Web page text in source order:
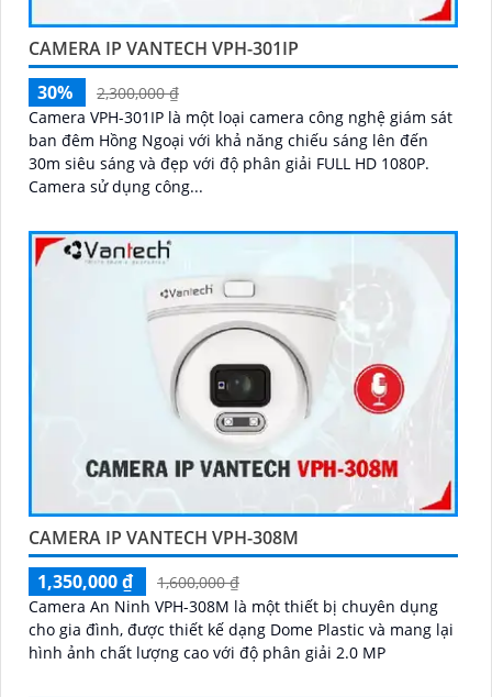
CAMERA IP VANTECH VPH-301IP
30%
2,300,000 ₫
Camera VPH-301IP là một loại camera công nghệ giám sát
ban đêm Hồng Ngoại với khả năng chiếu sáng lên đến
30m siêu sáng và đẹp với độ phân giải FULL HD 1080P.
Camera sử dụng công...
CAMERA IP VANTECH VPH-308M
1,350,000 ₫
1,600,000 ₫
Camera An Ninh VPH-308M là một thiết bị chuyên dụng
cho gia đình, được thiết kế dạng Dome Plastic và mang lại
hình ảnh chất lượng cao với độ phân giải 2.0 MP